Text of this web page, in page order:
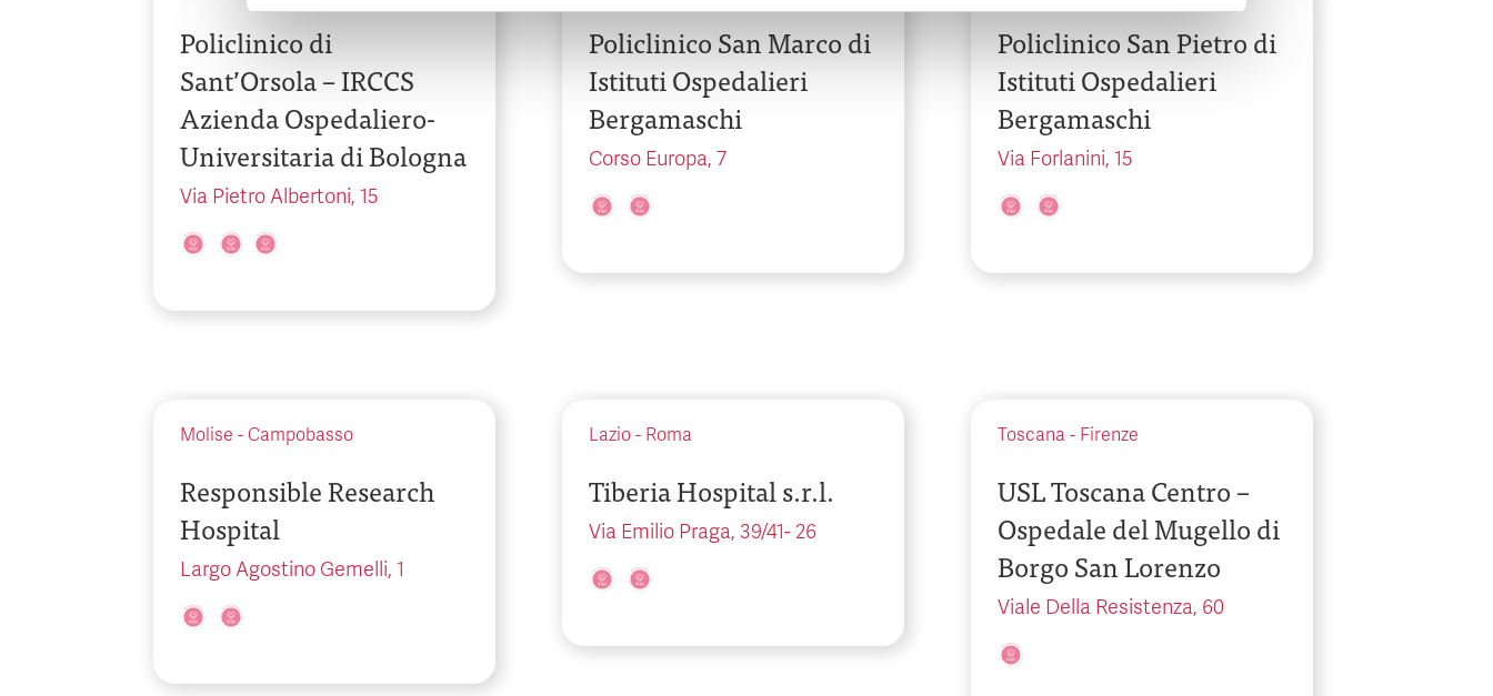
Policlinico di
Sant’Orsola – IRCCS
Azienda Ospedaliero-
Universitaria di Bologna
Via Pietro Albertoni, 15
Policlinico San Marco di
Istituti Ospedalieri
Bergamaschi
Corso Europa, 7
Policlinico San Pietro di
Istituti Ospedalieri
Bergamaschi
Via Forlanini, 15
Molise - Campobasso
Responsible Research
Hospital
Largo Agostino Gemelli, 1
Lazio- Roma
Tiberia Hospital s.r.l.
Via Emilio Praga, 39/41- 26
Toscana - Firenze
USL Toscana Centro –
Ospedale del Mugello di
Borgo San Lorenzo
Viale Della Resistenza, 60